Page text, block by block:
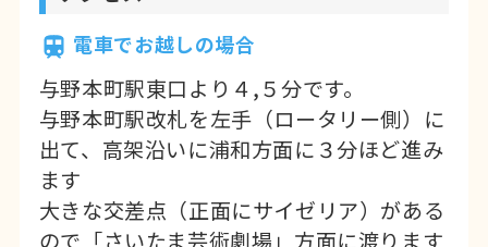
電車でお越しの場合
与野本町駅東口より４,５分です。
与野本町駅改札を左手（ロータリー側）に
出て、高架沿いに浦和方面に３分ほど進み
ます
大きな交差点（正面にサイゼリア）がある
ので「さいたま芸術劇場」方面に渡ります